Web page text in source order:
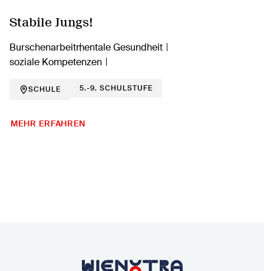
Stabile Jungs!
Burschenarbeitmentale Gesundheit
soziale Kompetenzen
SCHULE 5.-9. SCHULSTUFE
MEHR ERFAHREN
Zurück zur Startseite